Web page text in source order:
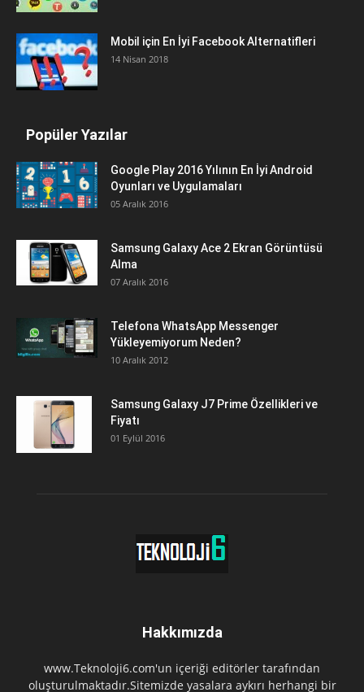
Mobil için En İyi Facebook Alternatifleri
14 Nisan 2018
Popüler Yazılar
Google Play 2016 Yılının En İyi Android
Oyunları ve Uygulamaları
05 Aralık 2016
Samsung Galaxy Ace 2 Ekran Görüntüsü
Alma
07 Aralık 2016
Telefona WhatsApp Messenger
Yükleyemiyorum Neden?
10 Aralık 2012
Samsung Galaxy J7 Prime Özellikleri ve
Fiyatı
01 Eylül 2016
Hakkımızda
www.Teknoloji6.com'un içeriği editörler tarafından
oluşturulmaktadır.Sitemizde yasalara aykırı herhangi bir